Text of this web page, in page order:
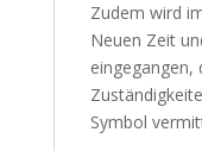
Zudem wird
Neuen Zeit
eingegangen,
Symbol